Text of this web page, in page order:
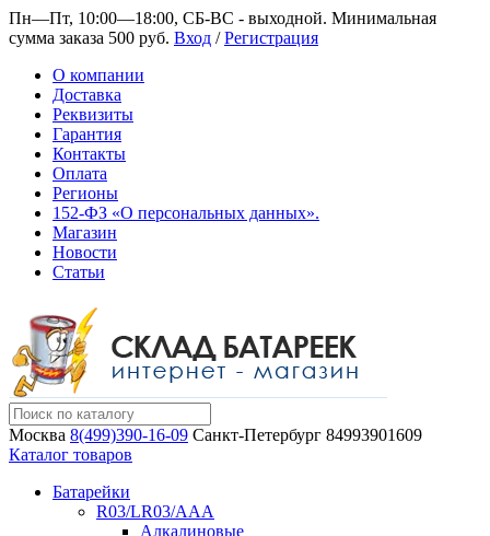
Пн—Пт, 10:00—18:00, СБ-ВС - выходной. Минимальная
сумма заказа 500 руб. Вход /Регистрация
О компании
Доставка
Реквизиты
Гарантия
Контакты
Оплата
Регионы
152-ФЗ «О персональных данных».
Магазин
Новости
Статьи
Москва 8(499)390-16-09 Санкт-Петербург 84993901609
Каталог товаров
Батарейки
R03/LR03/AAA
Алкалиновые